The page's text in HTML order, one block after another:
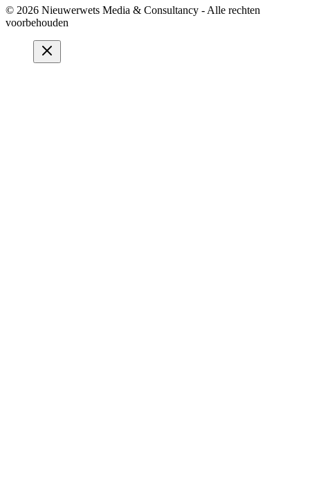
© 2026 Nieuwerwets Media & Consultancy - Alle rechten
voorbehouden